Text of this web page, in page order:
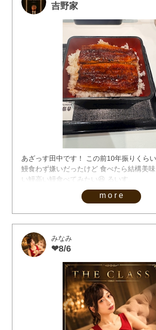
吉野家
あざっす田中です！ この前10年振りくら
鰻食わず嫌いだったけど 食べたら結構美
い鰻高い鰻食べてみたい😆 るいす。
more
みなみ
❤︎8/6